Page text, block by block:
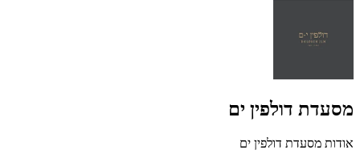
מסעדת דולפין ים
אודות מסעדת דולפין ים